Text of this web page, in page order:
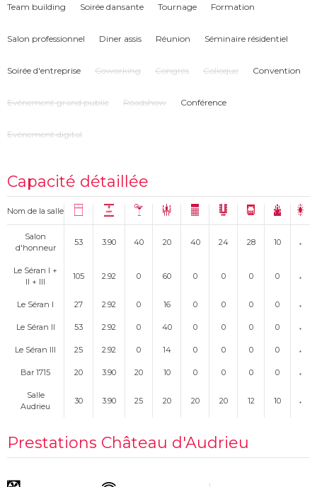
Team building Soirée dansante Tournage Formation
Salon professionnel Diner assis Réunion Séminaire résidentiel
Soirée d'entreprise Coworking Congrés Colloque Convention
Evénement grand public Roadshow Conférence
Evènement digital
Capacité détaillée
Nom de la salle
Salon
d'honneur
53 3.90 40 20 40 24 28 10
Le Séran I +
II + III
105 2.92 0 60 0 0 0 0
Le Séran I 27 2.92 0 16 0 0 0 0
Le Séran II 53 2.92 0 40 0 0 0 0
Le Séran III 25 2.92 0 14 0 0 0 0
Bar 1715 20 3.90 20 10 0 0 0 0
Salle
Audrieu
30 3.90 25 20 20 20 12 10
Prestations Château d'Audrieu